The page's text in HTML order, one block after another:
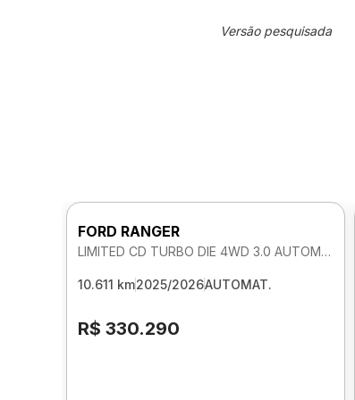
Versão pesquisada
FORD RANGER
LIMITED CD TURBO DIE 4WD 3.0 AUTOMATICO
10.611 km2025/2026AUTOMAT.
R$ 330.290